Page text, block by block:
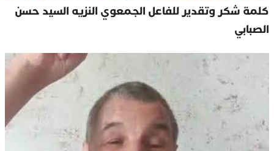
كلمة شكر وتقدير للفاعل الجمعوي النزيه السيد حسن
الصبابي